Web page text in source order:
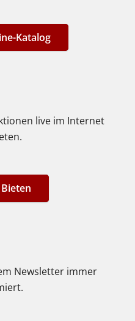
Katalog
live im Internet
Newsletter immer